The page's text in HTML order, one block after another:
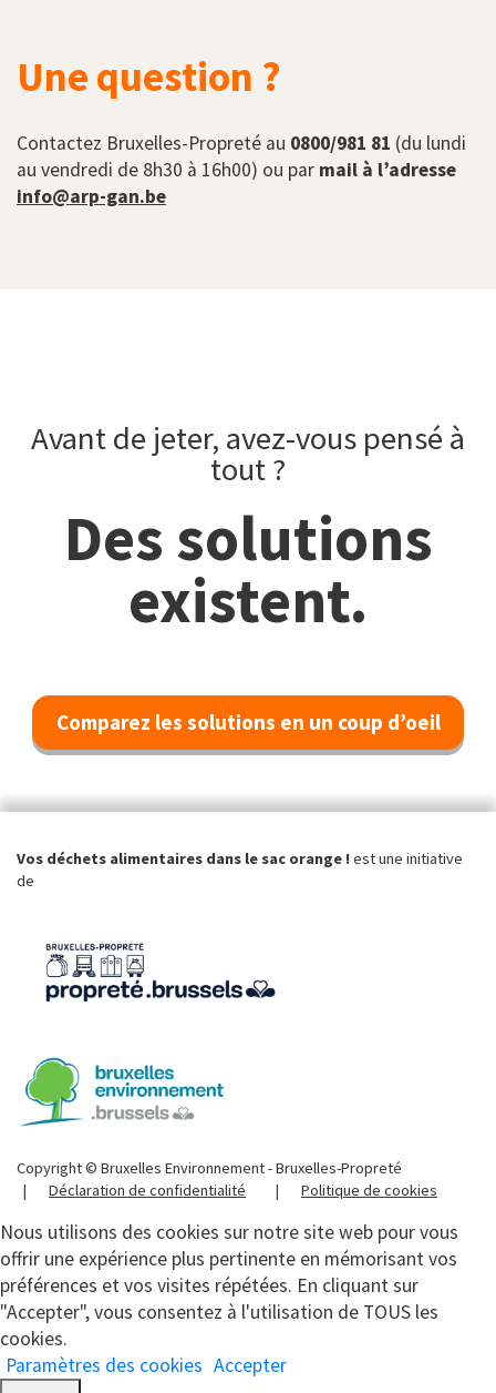
Une question ?
Contactez Bruxelles-Propreté au 0800/981 81 (du lundi
au vendredi de 8h30 à 16h00) ou par mail à l’adresse
info@arp-gan.be
Avant de jeter, avez-vous pensé à
tout ?
Des solutions
existent.
Comparez les solutions en un coup d’oeil
Vos déchets alimentaires dans le sac orange !est une initiative
de
Copyright © Bruxelles Environnement - Bruxelles-Propreté
Déclaration de confidentialité
Politique de cookies
Nous utilisons des cookies sur notre site web pour vous
offrir une expérience plus pertinente en mémorisant vos
préférences et vos visites répétées. En cliquant sur
"Accepter", vous consentez à l'utilisation de TOUS les
cookies.
Paramètres des cookies Accepter